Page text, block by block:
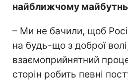
найближчому
– Ми не бачили, щоб
на будь-що з доброї
взаємоприйнятний
сторін робить певні